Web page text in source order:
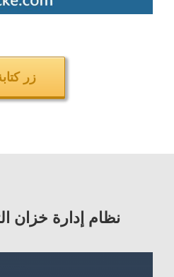
زر
نظام إدارة خزان